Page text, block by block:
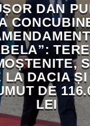
DAN
LA DACIA ȘI
DE
LEI